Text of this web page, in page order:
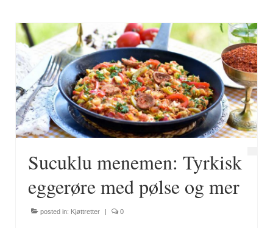
Sucuklu menemen: Tyrkisk
eggerøre med pølse og mer
posted in: Kjøttretter | 0